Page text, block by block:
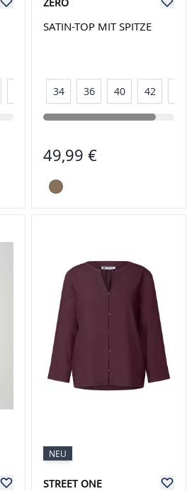
44
SATIN-TOP MIT SPITZE
34 36 40 42
49,99 €
NEU
STREET ONE